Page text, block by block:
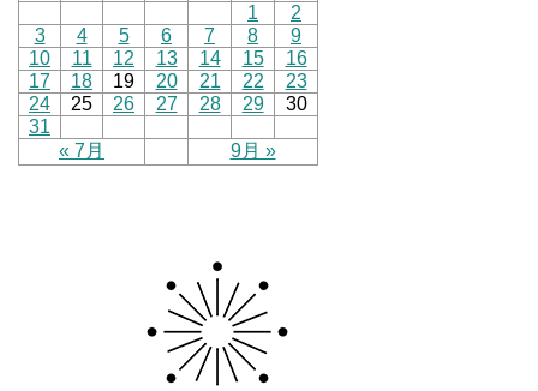
1
2
3
4 5 6 7 8
9
10
11 12 13 14 15
16
17
18 19 20 21 22
23
24
25 26 27 28 29
30
31
« 7月
9月 »